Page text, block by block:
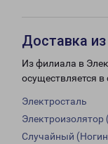
Доставка
Из филиала в
осуществляется
Электросталь
Случайный